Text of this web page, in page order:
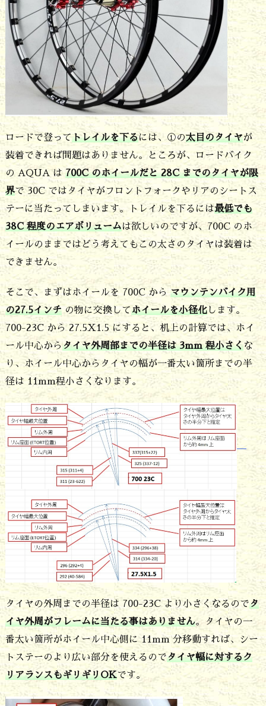
に
ホ
イ
ー
ル
7.
イ
ン
チ
に
小
径
化
3.
ホ
イ
の
小
で
キ
は
D
I
S
ロードで登ってトレイルを下るには、①の太目のタイヤが
装着できれば問題はありません。ところが、ロードバイク
の AQUA は 700C のホイールだと 28C までのタイヤが限
界で 30C ではタイヤがフロントフォークやリアのシートス
テーに当たってしまいます。トレイルを下るには最低でも
38C 程度のエアボリュームは欲しいのですが、700C のホ
イールのままではどう考えてもこの太さのタイヤは装着は
できません。
そこで、まずはホイールを 700C からマウンテンバイク用
の27.5インチの物に交換してホイールを小径化 します。
700-23C から 27.5X1.5 にすると、机上の計算では、ホイ
ール中心からタイヤ外周部までの半径は 3mm 程小さくな
り、ホイール中心からタイヤの幅が一番太い箇所までの半
径は 11mm程小さくなります。
タイヤの外周までの半径は 700-23C より小さくなるのでタ
イヤ外周がフレームに当たる事はありません。タイヤの一
番太い箇所がホイール中心側に 11mm 分移動すれば、シー
トステーのより広い部分を使えるのでタイヤ幅に対するク
リアランスもギリギリOKです。